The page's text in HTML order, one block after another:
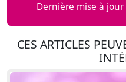
Dernière mise à
CES ARTICLES